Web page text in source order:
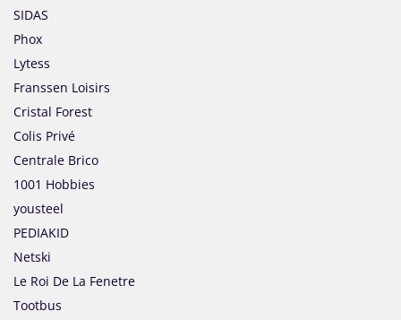
SIDAS
Phox
Lytess
Franssen Loisirs
Cristal Forest
Colis Privé
Centrale Brico
1001 Hobbies
yousteel
PEDIAKID
Netski
Le Roi De La Fenetre
Tootbus